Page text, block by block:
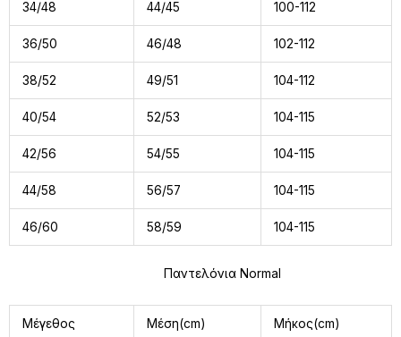
34/48 44/45 100-112
36/50 46/48 102-112
38/52 49/51 104-112
40/54 52/53 104-115
42/56 54/55 104-115
44/58 56/57 104-115
46/60 58/59 104-115
Παντελόνια Normal
Μέγεθος Μέση(cm) Μήκος(cm)